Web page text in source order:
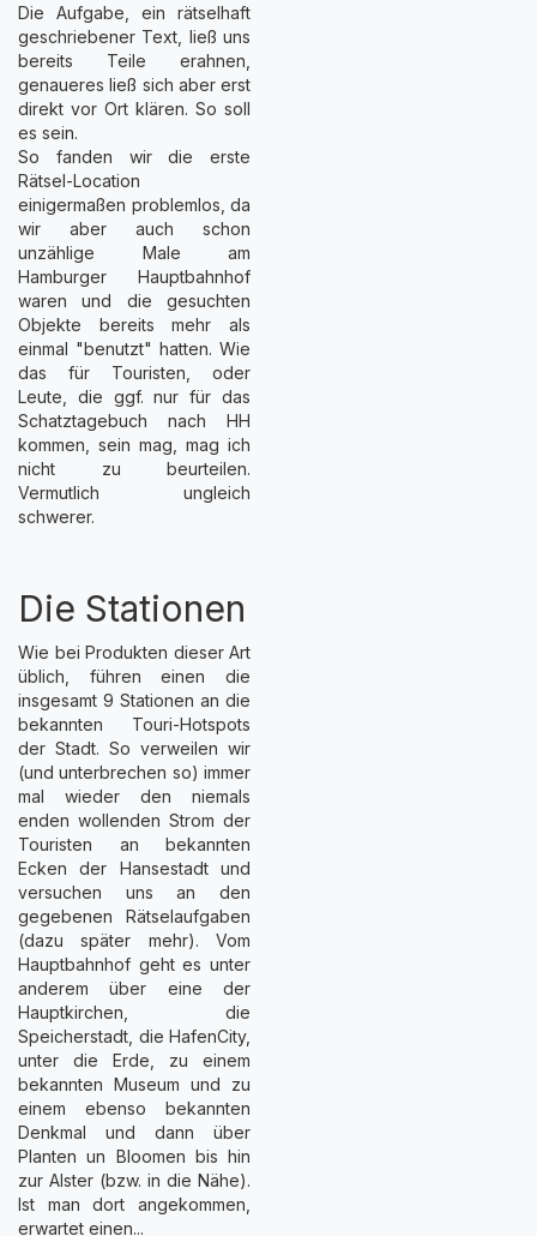
Die Aufgabe, ein rätselhaft
geschriebener Text, ließ uns
bereits Teile erahnen,
genaueres ließ sich aber erst
direkt vor Ort klären. So soll
es sein.
So fanden wir die erste
Rätsel-Location
einigermaßen problemlos, da
wir aber auch schon
unzählige Male am
Hamburger Hauptbahnhof
waren und die gesuchten
Objekte bereits mehr als
einmal "benutzt" hatten. Wie
das für Touristen, oder
Leute, die ggf. nur für das
Schatztagebuch nach HH
kommen, sein mag, mag ich
nicht zu beurteilen.
Vermutlich ungleich
schwerer.
Die Stationen
Wie bei Produkten dieser Art
üblich, führen einen die
insgesamt 9 Stationen an die
bekannten Touri-Hotspots
der Stadt. So verweilen wir
(und unterbrechen so) immer
mal wieder den niemals
enden wollenden Strom der
Touristen an bekannten
Ecken der Hansestadt und
versuchen uns an den
gegebenen Rätselaufgaben
(dazu später mehr). Vom
Hauptbahnhof geht es unter
anderem über eine der
Hauptkirchen, die
Speicherstadt, die HafenCity,
unter die Erde, zu einem
bekannten Museum und zu
einem ebenso bekannten
Denkmal und dann über
Planten un Bloomen bis hin
zur Alster (bzw. in die Nähe).
Ist man dort angekommen,
erwartet einen...